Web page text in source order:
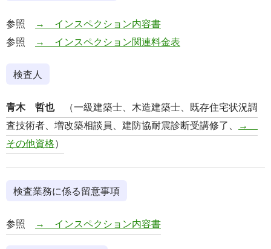
参照
→ インスペクション内容書
参照
→ インスペクション関連料金表
検査人
青木 哲也（一級建築士、木造建築士、既存住宅状況調
査技術者、増改築相談員、建防協耐震診断受講修了、
→
その他資格）
検査業務に係る留意事項
参照 → インスペクション内容書